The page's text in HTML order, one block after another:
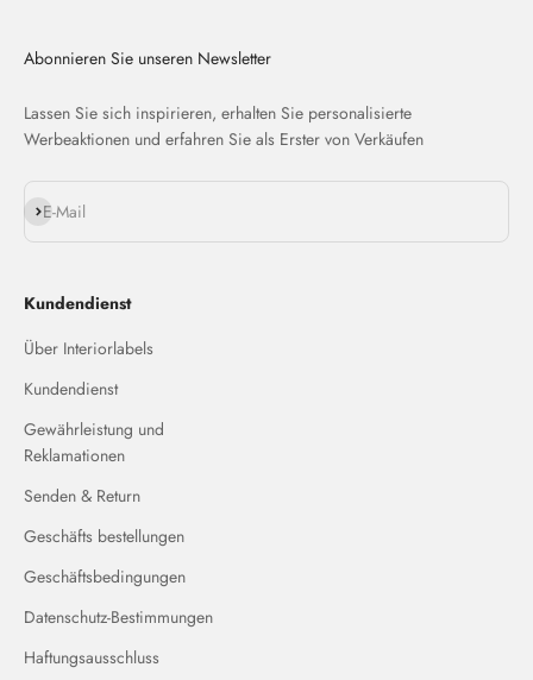
Abonnieren Sie unseren Newsletter
Lassen Sie sich inspirieren, erhalten Sie personalisierte
Werbeaktionen und erfahren Sie als Erster von Verkäufen
E-Mail
Abonnieren
Kundendienst
Über Interiorlabels
Kundendienst
Gewährleistung und
Reklamationen
Senden & Return
Geschäfts bestellungen
Geschäftsbedingungen
Datenschutz-Bestimmungen
Haftungsausschluss